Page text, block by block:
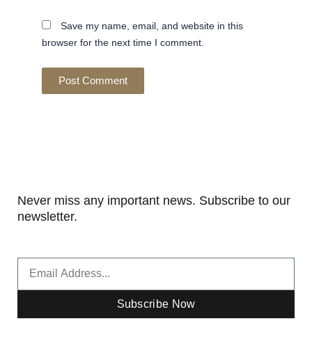
Save my name, email, and website in this
browser for the next time I comment.
Never miss any important news. Subscribe to our
newsletter.
Subscribe Now